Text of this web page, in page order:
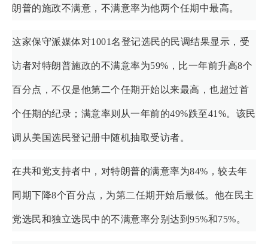
朗普的施政不满意，不满意率为他两个任期中最高。
这家保守派媒体对1001名登记选民的民调结果显示，受
访者对特朗普施政的不满意率为59%，比一年前升高8个
百分点，不仅是他第二个任期开始以来最高，也超过首
个任期的纪录；满意率则从一年前的49%跌至41%。该民
调从美国选民登记册中随机抽取受访者。
在共和党支持者中，对特朗普的满意率为84%，较去年
同期下降8个百分点，为第二任期开始后最低。他在民主
党选民和独立选民中的不满意率分别达到95%和75%。